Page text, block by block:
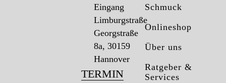
Schmuck
Onlineshop
Über uns
Ratgeber &
Services
Eingang
Limburgstraße
Georgstraße
8a, 30159
Hannover
TERMIN